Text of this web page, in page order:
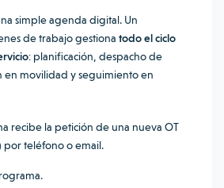
simple agenda digital. Un
de trabajo gestiona todo el ciclo
: planificación, despacho de
en movilidad y seguimiento en
recibe la petición de una nueva OT
teléfono o email.